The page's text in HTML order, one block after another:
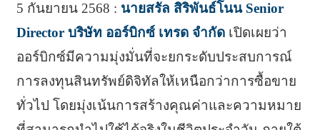
5 กันยายน 2568 : นายสรัล สิริพันธ์โนน Senior
Director บริษัท ออร์บิกซ์ เทรด จำกัดเปิดเผยว่า
ออร์บิกซ์มีความมุ่งมั่นที่จะยกระดับประสบการณ์
การลงทุนสินทรัพย์ดิจิทัลให้เหนือกว่าการซื้อขาย
ทั่วไป โดยมุ่งเน้นการสร้างคุณค่าและความหมาย